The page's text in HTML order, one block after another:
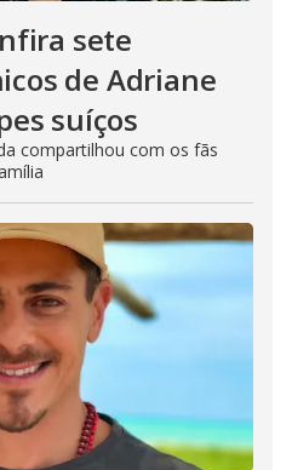
sete
de Adriane
suíços
compartilhou com os fãs